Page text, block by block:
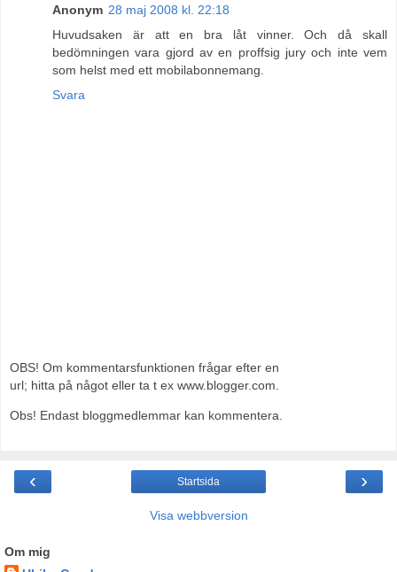
Anonym 28 maj 2008 kl. 22:18
Huvudsaken är att en bra låt vinner. Och då skall
bedömningen vara gjord av en proffsig jury och inte vem
som helst med ett mobilabonnemang.
Svara
OBS! Om kommentarsfunktionen frågar efter en
url; hitta på något eller ta t ex www.blogger.com.
Obs! Endast bloggmedlemmar kan kommentera.
‹ ›
Startsida
Visa webbversion
Om mig